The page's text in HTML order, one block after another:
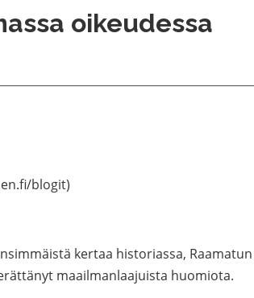
oikeudessa
blogit)
kertaa historiassa, Raamatun
maailmanlaajuista huomiota.